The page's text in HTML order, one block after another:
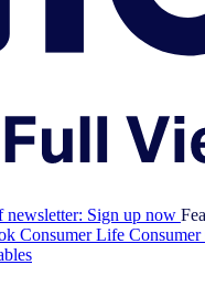
Sign up now
Consumer Life